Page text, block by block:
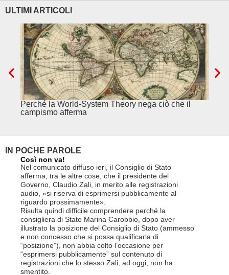
ULTIMI ARTICOLI
Perché la World-System Theory nega ciò che il
campismo afferma
IN POCHE PAROLE
Così non va!
Nel comunicato diffuso ieri, il Consiglio di Stato
afferma, tra le altre cose, che il presidente del
Governo, Claudio Zali, in merito alle registrazioni
audio, «si riserva di esprimersi pubblicamente al
riguardo prossimamente».
Risulta quindi difficile comprendere perché la
consigliera di Stato Marina Carobbio, dopo aver
illustrato la posizione del Consiglio di Stato (ammesso
e non concesso che si possa qualificarla di
“posizione”), non abbia colto l’occasione per
“esprimersi pubblicamente” sul contenuto di
registrazioni che lo stesso Zali, ad oggi, non ha
smentito.